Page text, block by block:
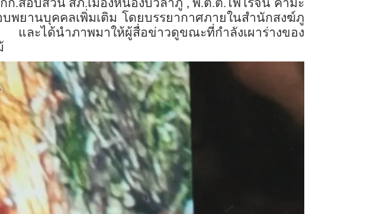
ก.สอบสวน สภ.เมืองหนองบัวลำภู ,พ.ต.ต.ไพโรจน์ คำมะ
พยานบุคคลเพิ่มเติม โดยบรรยากาศภายในสำนักสงฆ์ภู
ละได้นำภาพมาให้ผู้สื่อข่าวดูขณะที่กำลังเผาร่างของ